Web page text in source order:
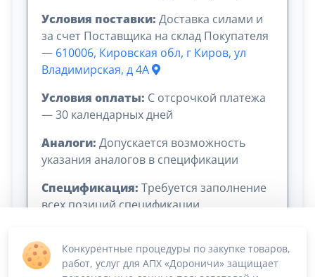
Условия поставки: Доставка силами и
за счет Поставщика на склад Покупателя
— 610006, Кировская обл, г Киров, ул
Владимирская, д 4А
Условия оплаты: C отсрочкой платежа
— 30 календарных дней
Аналоги: Допускается возможность
указания аналогов в спецификации
Спецификация: Требуется заполнение
всех позиций спецификации
Конкурентные процедуры по закупке товаров,
работ, услуг для АПХ «Дороничи» защищает